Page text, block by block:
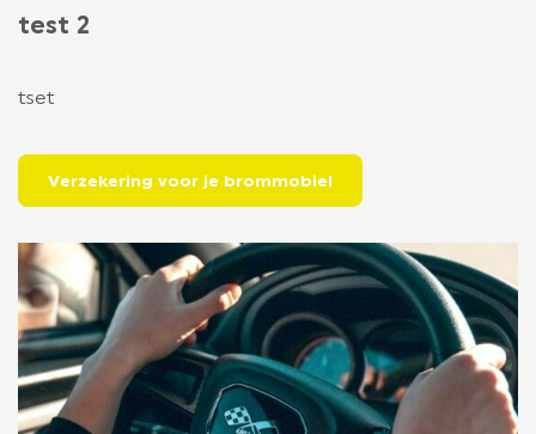
CONTACT
test 2
tset
Verzekering voor je brommobiel